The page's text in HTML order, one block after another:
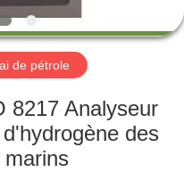
de pétrole
8217 Analyseur
des